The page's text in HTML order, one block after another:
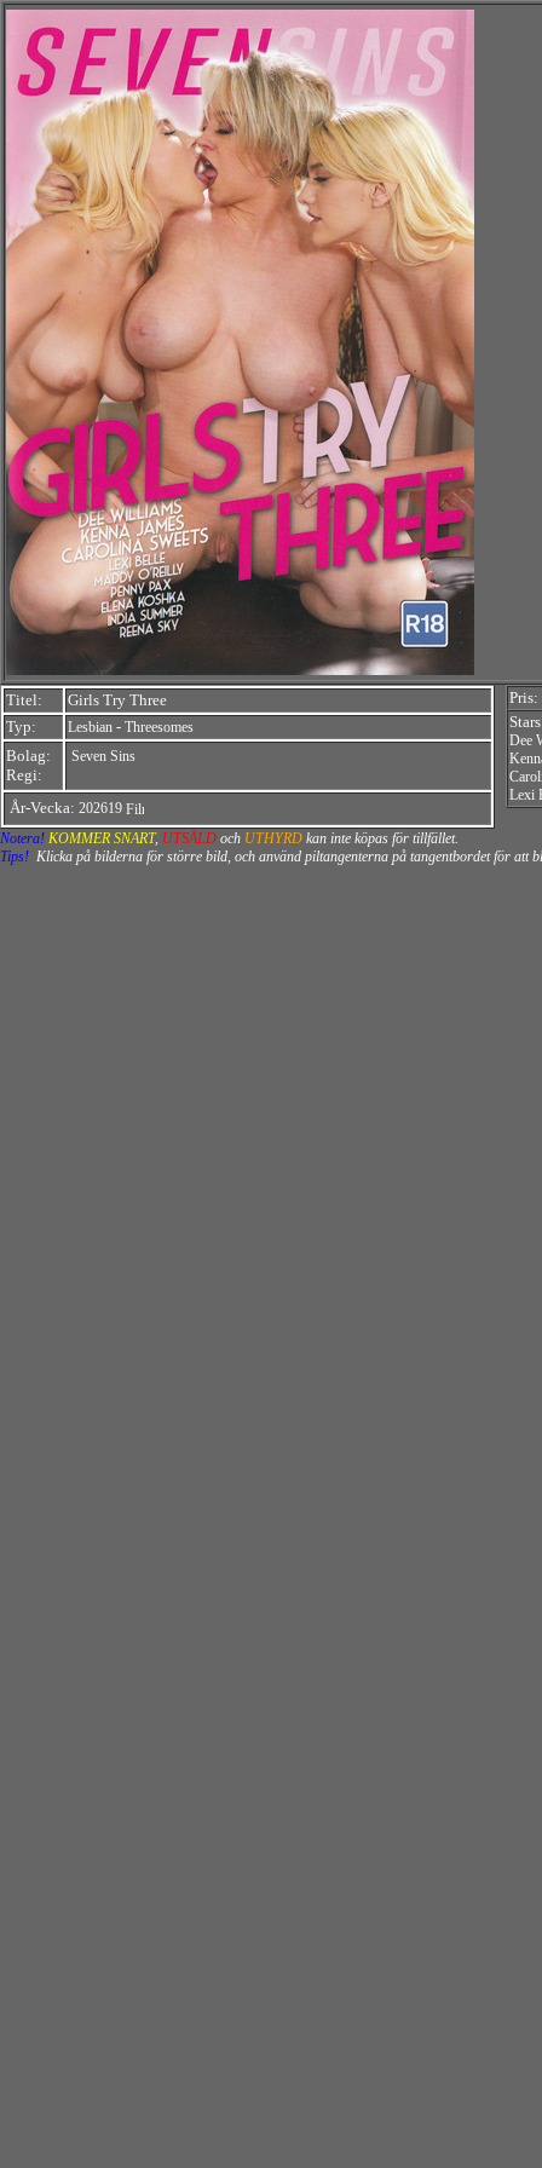
Titel:
Girls Try Three
Typ:
Lesbian - Threesomes
Bolag:
Regi:
Seven Sins
År-Vecka: 202619
Dee
Lexi
Notera! KOMMER SNART, UTSÅLD och UTHYRD kan inte köpas för tillfället.
Tips! Klicka på bilderna för större bild, och använd piltangenterna på tangentbordet för att